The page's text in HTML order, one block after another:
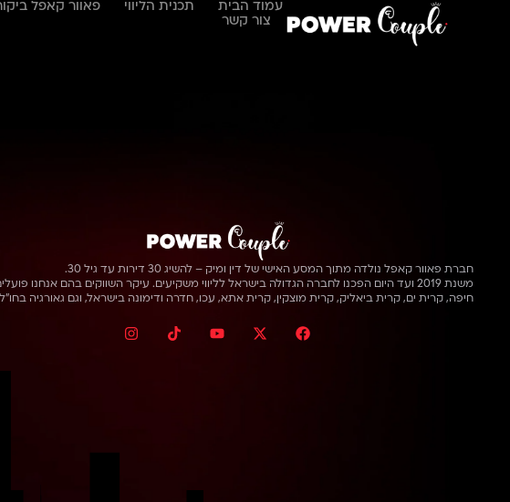
עמוד הבית תכנית הליווי פאוור קאפל
צור קשר
סיפור הצלחה אופק
חברת פאוור קאפל נולדה מתוך המסע האישי של דין ומיק – להשיג 30 דירות עד גיל 30.
משנת 2019 ועד היום הפכנו לחברה הגדולה בישראל לליווי משקיעים. עיקר השווקים בהם אנחנו
חיפה, קרית ים, קרית ביאליק, קרית מוצקין, קרית אתא, עכו, חדרה ודימונה בישראל, וגם גאורגיה